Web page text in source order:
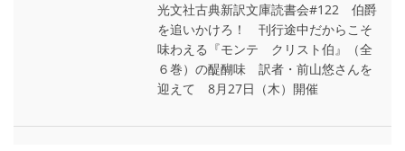
光文社古典新訳文庫読書会#122 伯爵
を追いかけろ！ 刊行途中だからこそ
味わえる『モンテ゠クリスト伯』（全
６巻）の醍醐味 訳者・前山悠さんを
迎えて 8月27日（木）開催